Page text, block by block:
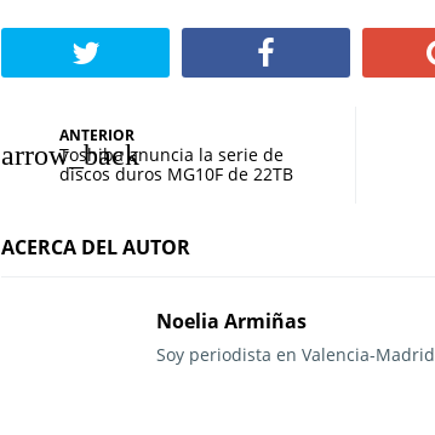
a
e
ANTERIOR
Toshiba anuncia la serie de
discos duros MG10F de 22TB
ACERCA DEL AUTOR
Noelia Armiñas
Soy periodista en Valencia-